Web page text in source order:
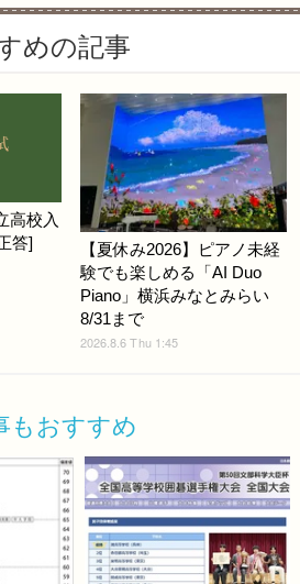
めの記事
高校入
答]
【夏休み2026】ピアノ未経
験でも楽しめる「AI Duo
Piano」横浜みなとみらい
8/31まで
2026.8.6 Thu 1:45
もおすすめ